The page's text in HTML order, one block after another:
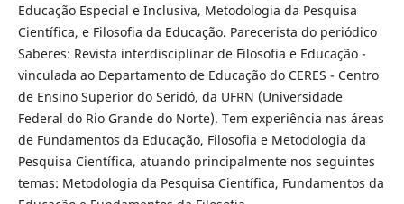
Educação Especial e Inclusiva, Metodologia da Pesquisa
Científica, e Filosofia da Educação. Parecerista do periódico
Saberes: Revista interdisciplinar de Filosofia e Educação -
vinculada ao Departamento de Educação do CERES - Centro
de Ensino Superior do Seridó, da UFRN (Universidade
Federal do Rio Grande do Norte). Tem experiência nas áreas
de Fundamentos da Educação, Filosofia e Metodologia da
Pesquisa Científica, atuando principalmente nos seguintes
temas: Metodologia da Pesquisa Científica, Fundamentos da